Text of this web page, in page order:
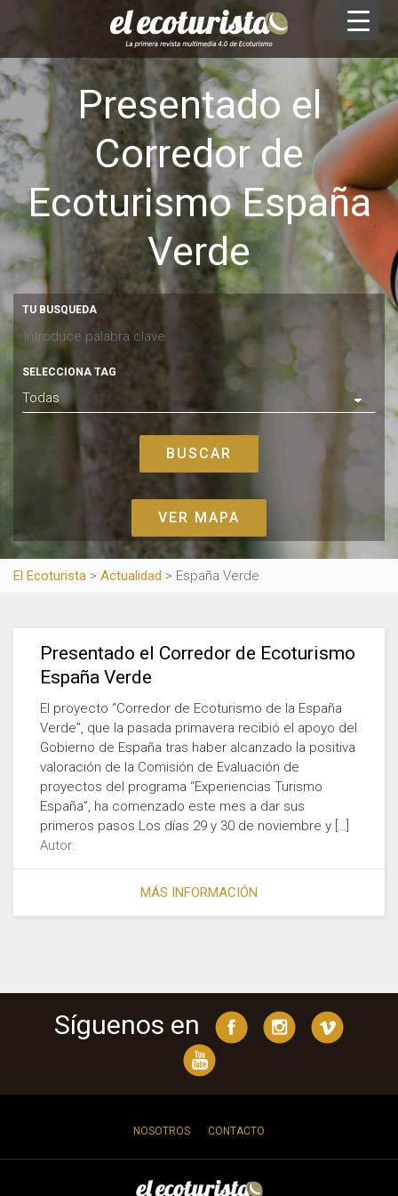
Presentado el
Corredor de
Ecoturismo España
Verde
TU BUSQUEDA
SELECCIONA TAG
VER MAPA
El Ecoturista > Actualidad > España Verde
Presentado el Corredor de Ecoturismo
España Verde
El proyecto “Corredor de Ecoturismo de la España
Verde”, que la pasada primavera recibió el apoyo del
Gobierno de España tras haber alcanzado la positiva
valoración de la Comisión de Evaluación de
proyectos del programa “Experiencias Turismo
España”, ha comenzado este mes a dar sus
primeros pasos Los días 29 y 30 de noviembre y […]
Autor:
MÁS INFORMACIÓN
Síguenos en
NOSOTROS CONTACTO